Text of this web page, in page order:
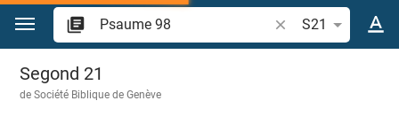
Aller vers contenu
Recherche d'un
S21
Psaume 98
Segond 21
deSociété Biblique de Genève